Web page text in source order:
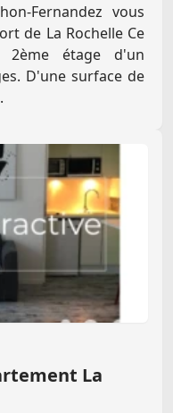
Fernandez vous
de La Rochelle Ce
étage d'un
D'une surface de
La